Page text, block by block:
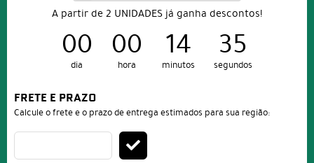
A partir de 2 UNIDADES já ganha descontos!
00
dia
00
hora
14
minutos
35
segundos
FRETE E PRAZO
Calcule o frete e o prazo de entrega estimados para sua região: